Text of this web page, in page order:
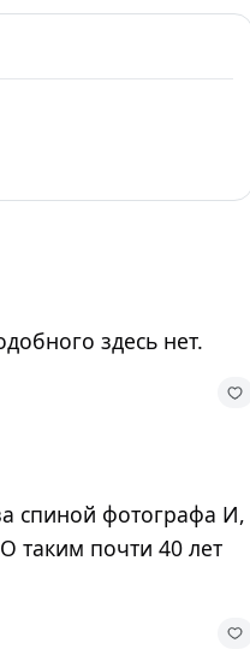
здесь нет.
спиной фотографа И,
таким почти 40 лет